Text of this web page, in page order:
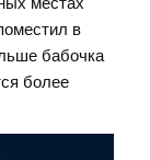
в
бабочка
более